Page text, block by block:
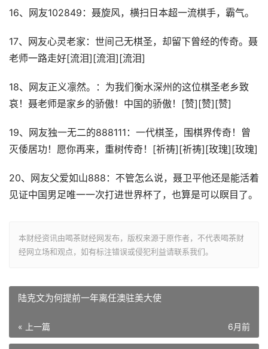
16、网友102849：聂旋风，横扫日本超一流棋手，霸气。
17、网友心灵老家：世间己无棋圣，却留下曾经的传奇。聂
老师一路走好[流泪][流泪][流泪]
18、网友正义凛然。：为我们衡水深州的这位棋圣老乡致
哀！聂老师是家乡的骄傲！中国的骄傲！[赞][赞][赞]
19、网友独一无二的888111：一代棋圣，围棋界传奇！曾
灭倭居功！愿你再来，重树传奇！[祈祷][祈祷][玫瑰][玫瑰]
20、网友父爱如山888：不管怎么说，聂卫平他还是能活着
见证中国男足唯一一次打进世界杯了，也算是可以瞑目了。
本财经资讯由喝茶财经网发布，版权来源于原作者，不代表喝茶财
经网立场和观点，如有标注错误或侵犯利益请联系我们。
陆克文为何提前一年离任澳驻美大使
« 上一篇 6月前